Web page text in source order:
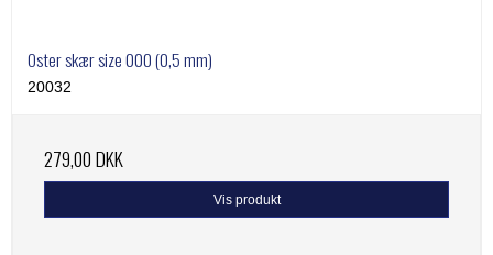
Oster skær size 000 (0,5 mm)
20032
279,00 DKK
Vis produkt